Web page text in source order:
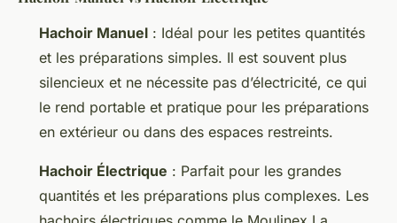
Hachoir Manuel : Idéal pour les petites quantités
et les préparations simples. Il est souvent plus
silencieux et ne nécessite pas d’électricité, ce qui
le rend portable et pratique pour les préparations
en extérieur ou dans des espaces restreints.
Hachoir Électrique : Parfait pour les grandes
quantités et les préparations plus complexes. Les